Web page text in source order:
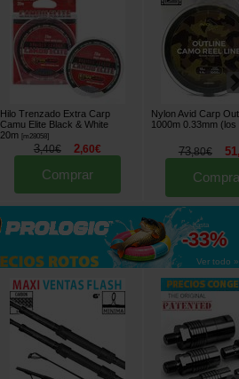
Hilo Trenzado Extra Carp
Camu Elite Black & White
20m [m28058]
3,40€ 2,60€
Comprar
Nylon Avid Carp
1000m 0.33mm (los
73,80€ 51
hasta
-33%
Ver todo »